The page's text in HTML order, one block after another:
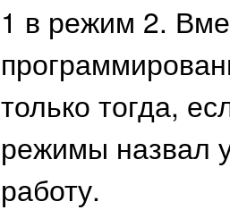
1 в режим 2.
только тогда,
режимы назвал
работу.